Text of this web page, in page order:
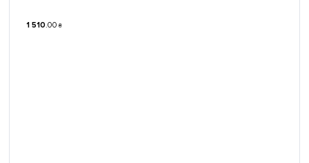
1 510.00 ₴